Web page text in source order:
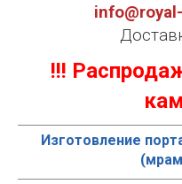
!!!
Изготовление